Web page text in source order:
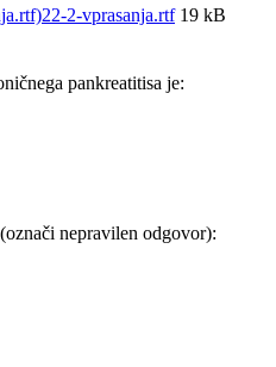
22-2-vprasanja.rtf 19 kB
pankreatitisa je:
nepravilen odgovor):